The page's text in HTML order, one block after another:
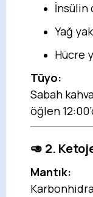
İnsülin
Yağ
Hücre
Tüyo:
Sabah
öğlen
🥑 2.
Mantık: